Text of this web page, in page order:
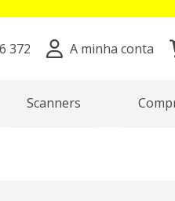
372 A minha conta
Scanners